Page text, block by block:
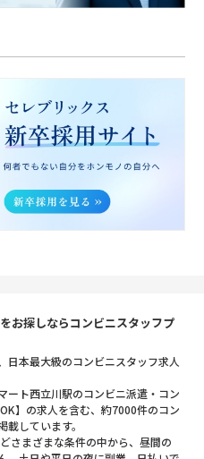
お探しならコンビニスタッフプ
日本最大級のコンビニスタッフ求人
ート西立川駅のコンビニ派遣・コン
】の求人を含む、約7000件のコン
しています。
さまざまな条件の中から、昼間の